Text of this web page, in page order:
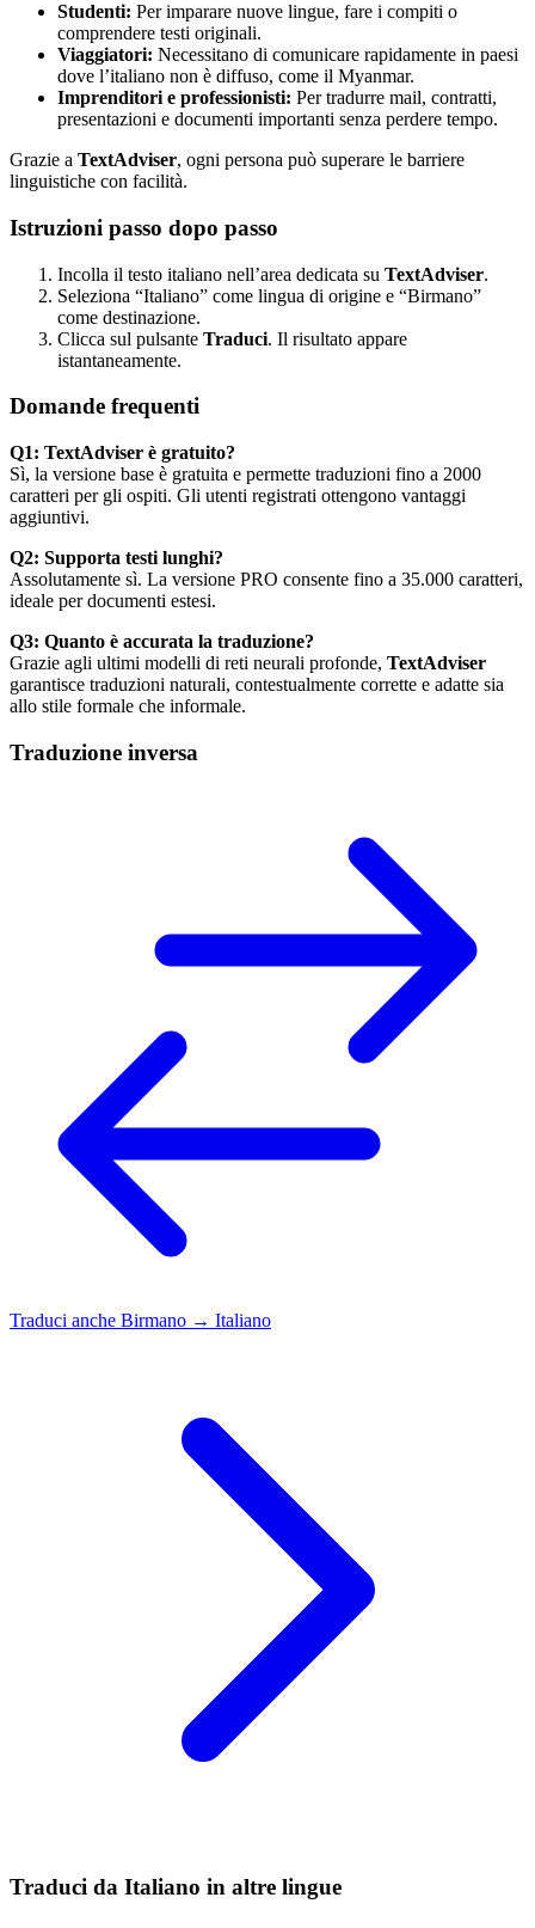
Studenti: Per imparare nuove lingue, fare i compiti o
comprendere testi originali.
Viaggiatori: Necessitano di comunicare rapidamente in paesi
dove l’italiano non è diffuso, come il Myanmar.
Imprenditori e professionisti: Per tradurre mail, contratti,
presentazioni e documenti importanti senza perdere tempo.
Grazie a TextAdviser, ogni persona può superare le barriere
linguistiche con facilità.
Istruzioni passo dopo passo
Incolla il testo italiano nell’area dedicata su TextAdviser.
Seleziona “Italiano” come lingua di origine e “Birmano”
come destinazione.
Clicca sul pulsante Traduci. Il risultato appare
istantaneamente.
Domande frequenti
Q1: TextAdviser è gratuito?
Sì, la versione base è gratuita e permette traduzioni fino a 2000
caratteri per gli ospiti. Gli utenti registrati ottengono vantaggi
aggiuntivi.
Q2: Supporta testi lunghi?
Assolutamente sì. La versione PRO consente fino a 35.000 caratteri,
ideale per documenti estesi.
Q3: Quanto è accurata la traduzione?
Grazie agli ultimi modelli di reti neurali profonde, TextAdviser
garantisce traduzioni naturali, contestualmente corrette e adatte sia
allo stile formale che informale.
Traduzione inversa
Traduci anche Birmano → Italiano
Traduci da Italiano in altre lingue